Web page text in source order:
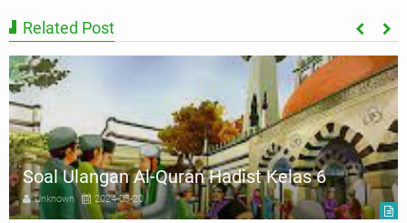
Related Post
Soal Ulangan Al-Quran Hadist Kelas 6
Unknown 2024-03-20